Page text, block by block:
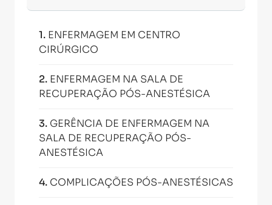
1. ENFERMAGEM EM CENTRO
CIRÚRGICO
2. ENFERMAGEM NA SALA DE
RECUPERAÇÃO PÓS-ANESTÉSICA
3. GERÊNCIA DE ENFERMAGEM NA
SALA DE RECUPERAÇÃO PÓS-
ANESTÉSICA
4. COMPLICAÇÕES PÓS-ANESTÉSICAS